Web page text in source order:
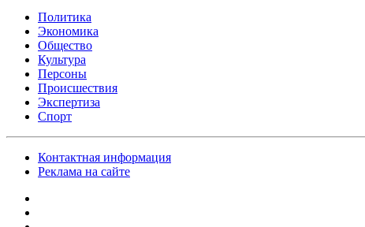
Политика
Экономика
Общество
Культура
Персоны
Происшествия
Экспертиза
Спорт
Контактная информация
Реклама на сайте